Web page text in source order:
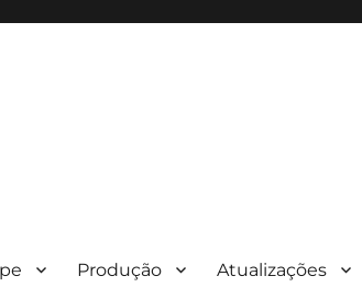
Produção Atualizações